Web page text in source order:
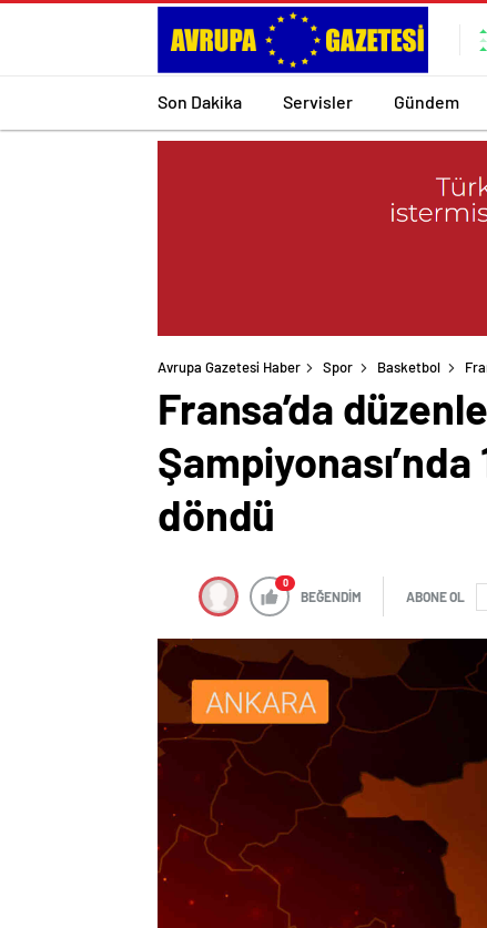
Son Dakika Servisler Gündem
Avrupa Gazetesi Haber Spor Basketbol
Fransa’da
döndü
0
BEĞENDİM ABONE OL